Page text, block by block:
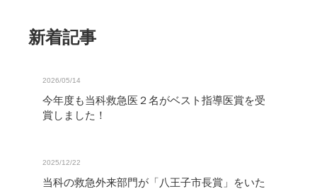
新着記事
2026/05/14
今年度も当科救急医２名がベスト指導医賞を受
賞しました！
2025/12/22
当科の救急外来部門が「八王子市長賞」をいた